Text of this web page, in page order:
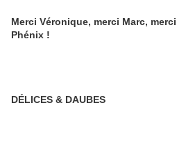
Merci Véronique, merci Marc, merci
Phénix !
DÉLICES & DAUBES